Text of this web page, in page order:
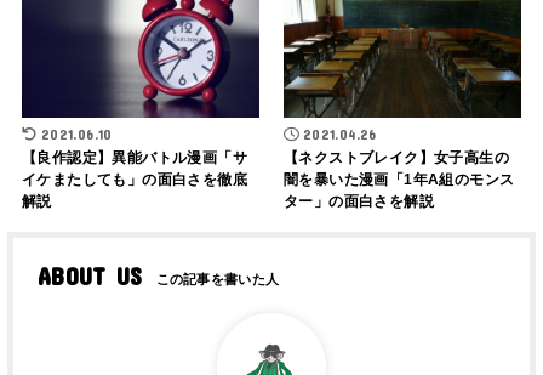
2021.06.10
【良作認定】異能バトル漫画「サ
イケまたしても」の面白さを徹底
解説
2021.04.26
【ネクストブレイク】女子高生の
闇を暴いた漫画「1年A組のモンス
ター」の面白さを解説
ABOUT US